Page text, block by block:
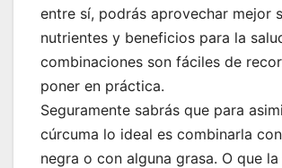
entre sí, podrás aprovechar mejor
nutrientes y beneficios para la
combinaciones son fáciles de
poner en práctica.
Seguramente sabrás que para
cúrcuma lo ideal es combinarla
negra o con alguna grasa. O que